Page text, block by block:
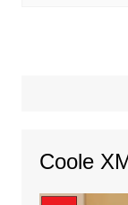
Coole